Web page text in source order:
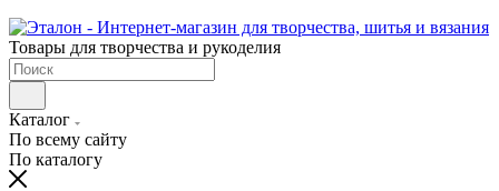
Товары для творчества и рукоделия
Каталог
По всему сайту
По каталогу